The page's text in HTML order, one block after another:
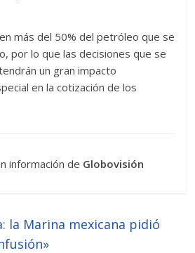
más del 50% del petróleo que se
por lo que las decisiones que se
un gran impacto
en la cotización de los
información de Globovisión
la Marina mexicana pidió